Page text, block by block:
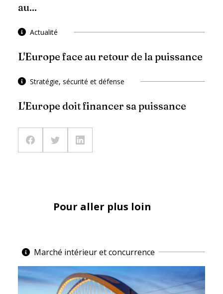
au...
Actualité
L'Europe face au retour de la puissance
Stratégie, sécurité et défense
L'Europe doit financer sa puissance
Pour aller plus loin
Marché intérieur et concurrence